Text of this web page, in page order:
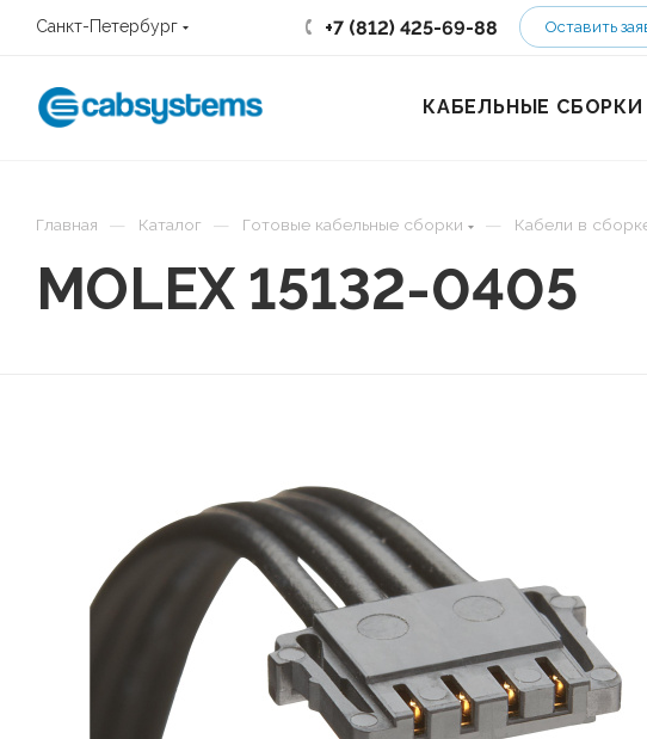
Санкт-Петербург +7 (812) 425-69-88 Оставить
КАБЕЛЬНЫЕ СБОРКИ
Главная — Каталог — Готовые кабельные сборки — Кабели в
MOLEX 15132-0405